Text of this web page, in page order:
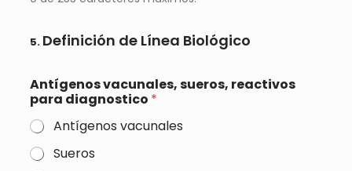
5. Definición de Línea Biológico
Antígenos vacunales, sueros, reactivos
para diagnostico *
Antígenos vacunales
Sueros